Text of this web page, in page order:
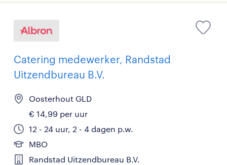
Catering medewerker, Randstad
Uitzendbureau B.V.
Oosterhout GLD
€ 14,99 per uur
12 - 24 uur, 2 - 4 dagen p.w.
MBO
Randstad Uitzendbureau B.V.